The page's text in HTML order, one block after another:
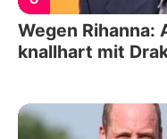
Wegen Rihanna:
knallhart mit